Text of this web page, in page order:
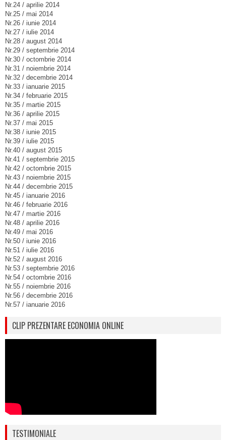
Nr.24 / aprilie 2014
Nr.25 / mai 2014
Nr.26 / iunie 2014
Nr.27 / iulie 2014
Nr.28 / august 2014
Nr.29 / septembrie 2014
Nr.30 / octombrie 2014
Nr.31 / noiembrie 2014
Nr.32 / decembrie 2014
Nr.33 / ianuarie 2015
Nr.34 / februarie 2015
Nr.35 / martie 2015
Nr.36 / aprilie 2015
Nr.37 / mai 2015
Nr.38 / iunie 2015
Nr.39 / iulie 2015
Nr.40 / august 2015
Nr.41 / septembrie 2015
Nr.42 / octombrie 2015
Nr.43 / noiembrie 2015
Nr.44 / decembrie 2015
Nr.45 / ianuarie 2016
Nr.46 / februarie 2016
Nr.47 / martie 2016
Nr.48 / aprilie 2016
Nr.49 / mai 2016
Nr.50 / iunie 2016
Nr.51 / iulie 2016
Nr.52 / august 2016
Nr.53 / septembrie 2016
Nr.54 / octombrie 2016
Nr.55 / noiembrie 2016
Nr.56 / decembrie 2016
Nr.57 / ianuarie 2016
CLIP PREZENTARE ECONOMIA ONLINE
TESTIMONIALE